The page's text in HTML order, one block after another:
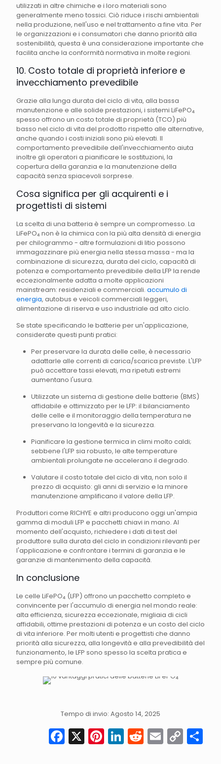
utilizzati in altre chimiche e i loro materiali sono
generalmente meno tossici. Ciò riduce i rischi ambientali
nella produzione, nell'uso e nel trattamento a fine vita. Per
le organizzazioni e i consumatori che danno priorità alla
sostenibilità, questa è una considerazione importante che
facilita anche la conformità normativa in molte regioni.
10. Costo totale di proprietà inferiore e
invecchiamento prevedibile
Grazie alla lunga durata del ciclo di vita, alla bassa
manutenzione e alle solide prestazioni, i sistemi LiFePO₄
spesso offrono un costo totale di proprietà (TCO) più
basso nel ciclo di vita del prodotto rispetto alle alternative,
anche quando i costi iniziali sono più elevati. Il
comportamento prevedibile dell'invecchiamento aiuta
inoltre gli operatori a pianificare le sostituzioni, la
copertura della garanzia e la manutenzione della
capacità senza spiacevoli sorprese.
Cosa significa per gli acquirenti e i
progettisti di sistemi
La scelta di una batteria è sempre un compromesso. La
LiFePO₄ non è la chimica con la più alta densità di energia
per chilogrammo - altre formulazioni di litio possono
immagazzinare più energia nella stessa massa - ma la
combinazione di sicurezza, durata del ciclo, capacità di
potenza e comportamento prevedibile della LFP la rende
eccezionalmente adatta a molte applicazioni
mainstream: residenziali e commerciali. accumulo di
energia, autobus e veicoli commerciali leggeri,
alimentazione di riserva e uso industriale ad alto ciclo.
Se state specificando le batterie per un'applicazione,
considerate questi punti pratici:
Per preservare la durata delle celle, è necessario
adattarle alle correnti di carica/scarica previste. L'LFP
può accettare tassi elevati, ma ripetuti estremi
aumentano l'usura.
Utilizzate un sistema di gestione delle batterie (BMS)
affidabile e ottimizzato per le LFP: il bilanciamento
delle celle e il monitoraggio della temperatura ne
preservano la longevità e la sicurezza.
Pianificare la gestione termica in climi molto caldi;
sebbene l'LFP sia robusto, le alte temperature
ambientali prolungate ne accelerano il degrado.
Valutare il costo totale del ciclo di vita, non solo il
prezzo di acquisto: gli anni di servizio e la minore
manutenzione amplificano il valore della LFP.
Produttori come RICHYE e altri producono oggi un'ampia
gamma di moduli LFP e pacchetti chiavi in mano. Al
momento dell'acquisto, richiedere i dati di test del
produttore sulla durata del ciclo in condizioni rilevanti per
l'applicazione e confrontare i termini di garanzia e le
garanzie di mantenimento della capacità.
In conclusione
Le celle LiFePO₄ (LFP) offrono un pacchetto completo e
convincente per l'accumulo di energia nel mondo reale:
alta efficienza, sicurezza eccezionale, migliaia di cicli
affidabili, ottime prestazioni di potenza e un costo del ciclo
di vita inferiore. Per molti utenti e progettisti che danno
priorità alla sicurezza, alla longevità e alla prevedibilità del
funzionamento, le LFP sono spesso la scelta pratica e
sempre più comune.
Tempo di invio: Agosto 14, 2025
Facebook
X Pinterest
LinkedIn
Reddit
Email
Link